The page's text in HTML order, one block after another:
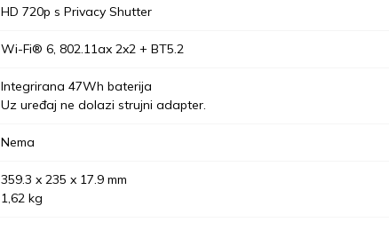
HD 720p s Privacy Shutter
Wi-Fi® 6, 802.11ax 2x2 + BT5.2
Integrirana 47Wh baterija
Uz uređaj ne dolazi strujni adapter.
Nema
359.3 x 235 x 17.9 mm
1,62 kg